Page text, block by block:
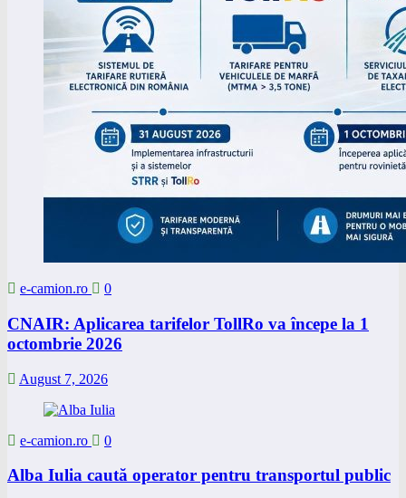
e-camion.ro 0
CNAIR: Aplicarea tarifelor TollRo va începe la 1
octombrie 2026
August 7, 2026
e-camion.ro 0
Alba Iulia caută operator pentru transportul public